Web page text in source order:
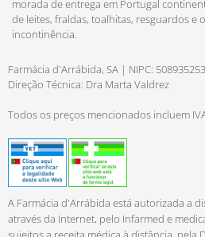
morada de entrega em Portugal
de leites, fraldas, toalhitas, resguardos e
incontinência.
Farmácia d'Arrábida, SA | NIPC: 508935253
Direção Técnica: Dra Marta Valdrez
Todos os preços mencionados incluem
A Farmácia d'Arrábida está autorizada a
através da Internet, pelo Infarmed e